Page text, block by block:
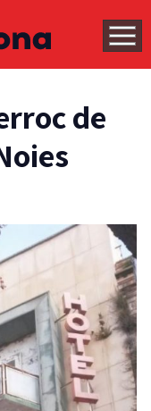
de